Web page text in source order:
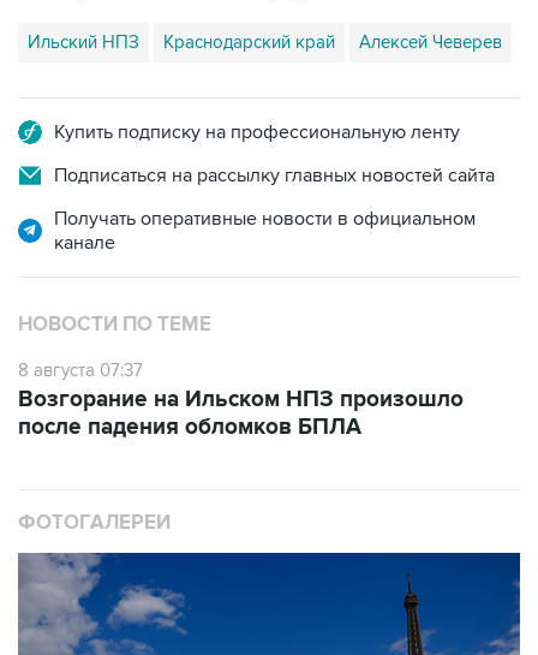
Ильский НПЗ Краснодарский край Алексей Чеверев
Купить подписку на профессиональную ленту
Подписаться на рассылку главных новостей сайта
Получать оперативные новости в официальном
канале
НОВОСТИ ПО ТЕМЕ
8 августа 07:37
Возгорание на Ильском НПЗ произошло
после падения обломков БПЛА
ФОТОГАЛЕРЕИ